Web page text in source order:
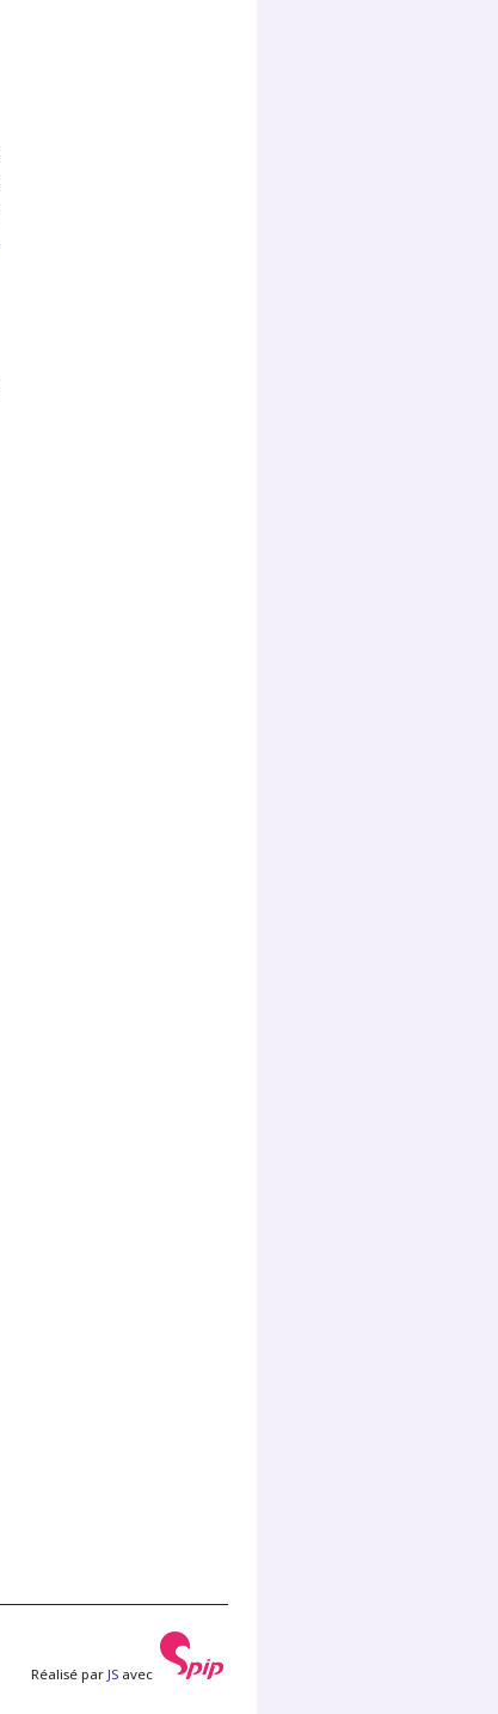
Réalisé par JS avec